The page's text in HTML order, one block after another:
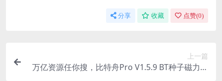
分享 收藏 点赞(0)
上一篇
万亿资源任你搜，比特舟Pro V1.5.9 BT种子磁力搜